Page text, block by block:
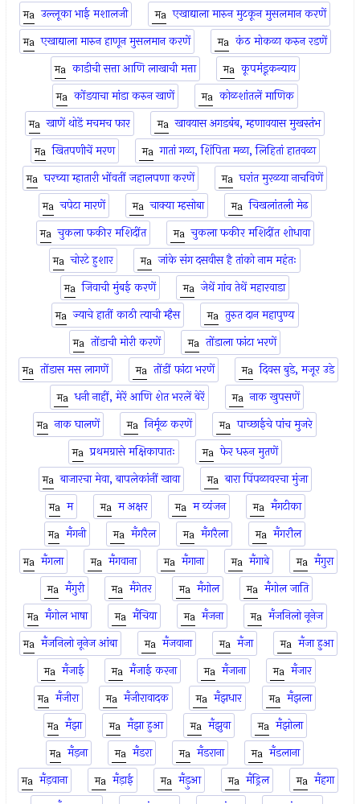
उल्लूका भाई मशालजी
एखाद्याला मारुन मुटकून मुसलमान करणें
एखाद्याला मारुन हाणून मुसलमान करणें
कंठ मोकळा करुन रडणें
काडीची सत्ता आणि लाखाची मत्ता
कूपमंडूकन्याय
कोंडयाचा मांडा करुन खाणें
कोळशांतलें माणिक
खाणें थोडें मचमच फार
खावयास अगडबंब, म्हणावयास मुखस्तंभ
खितपणीचें मरण
गातां गळा, शिंपिता मळा, लिहितां हातवळा
घरच्या म्हातारी भोंवतीं जहालपणा करणें
घरांत मुरळया नाचविणें
चपेटा मारणें
चाक्या म्हसोबा
चिखलांतली मेढ
चुकला फकीर मशिदींत
चुकला फकीर मशिदींत शोधावा
चोरटे हुशार
जांके संग दसवीस है तांको नाम महंतः
जिवाची मुंबई करणें
जेथें गांव तेथें महारवाडा
ज्याचे हातीं काठी त्याची म्हैस
तुरुत दान महापुण्य
तोंडाची मोरी करणें
तोंडाला फांटा भरणें
तोंडास मस लागणें
तोंडीं फांटा भरणें
दिवस बुडे, मजूर उडे
धनी नाहीं, मेरें आणि शेत भरलें बेरें
नाक खुपसणें
नाक घालणें
निर्मूळ करणें
पाच्छाईचे पांच मुजरे
प्रथमग्रासे मक्षिकापातः
फेर धरुन मुतणें
बाजारचा मेवा, बापलेकांनीं खावा
बारा पिंपळावरचा मुंजा
म
म अक्षर म व्यंजन
मँगटीका
मँगनी
मँगरैल मँगरैला
मँगरौल
मँगला
मँगवाना मँगाना मँगाबे
मँगुरा
मँगुरी
मँगेतर मँगोल
मँगोल जाति
मँगोल भाषा
मँचिया मँजना
मँजनिलो नूनेज
मँजनिलो नूनेज आंबा
मँजवाना मँजा
मँजा हुआ
मँजाई
मँजाई करना मँजाना
मँजार
मँजीरा
मँजीरावादक मँझधार
मँझला
मँझा
मँझा हुआ मँझुवा
मँझोला
मँड़ना
मँडरा मँडराना
मँडलाना
मँड़वाना
मँड़ाई मँड़ुआ मँड्रिल
मँहगा